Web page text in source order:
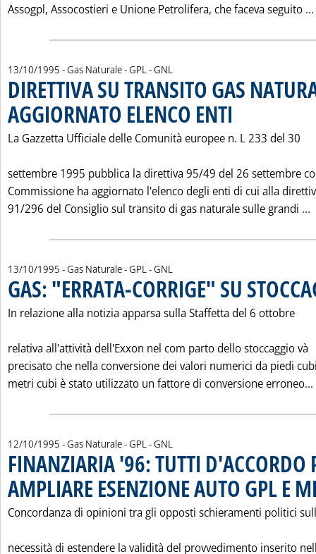
Assogpl, Assocostieri e Unione Petrolifera, che faceva seguito ...
13/10/1995 - Gas Naturale - GPL - GNL
DIRETTIVA SU TRANSITO GAS
AGGIORNATO ELENCO ENTI
La Gazzetta Ufficiale delle Comunità europee n. L 233 del 30
settembre 1995 pubblica la direttiva 95/49 del 26 settembre
Commissione ha aggiornato l'elenco degli enti di cui alla
91/296 del Consiglio sul transito di gas naturale sulle grandi ...
13/10/1995 - Gas Naturale - GPL - GNL
GAS: "ERRATA-CORRIGE" SU
In relazione alla notizia apparsa sulla Staffetta del 6 ottobre
relativa all'attività dell'Exxon nel com parto dello stoccaggio và
precisato che nella conversione dei valori numerici da piedi
metri cubi è stato utilizzato un fattore di conversione erroneo...
12/10/1995 - Gas Naturale - GPL - GNL
FINANZIARIA '96: TUTTI D'ACCORDO
AMPLIARE ESENZIONE AUTO GPL E
Concordanza di opinioni tra gli opposti schieramenti politici
necessità di estendere la validità del provvedimento inserito